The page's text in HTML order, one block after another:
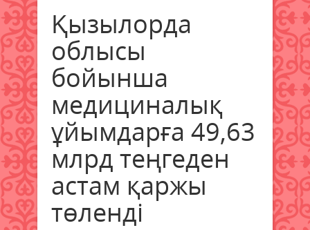
Қызылорда
облысы
бойынша
медициналық
ұйымдарға 49,63
млрд теңгеден
астам қаржы
төленді